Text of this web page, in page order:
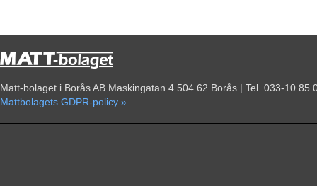
Matt-bolaget i Borås AB Maskingatan 4 504 62 Borås | Tel. 033-10
Mattbolagets GDPR-policy »